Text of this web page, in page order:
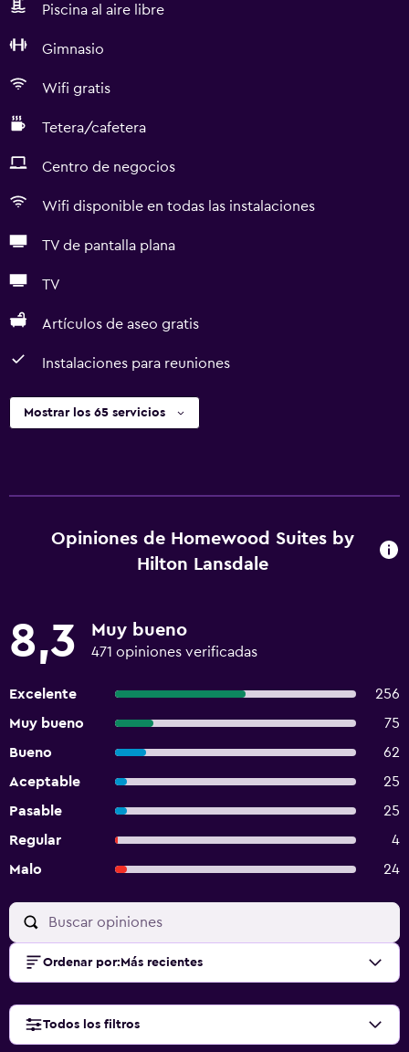
Piscina al aire libre
Gimnasio
Wifi gratis
Tetera/cafetera
Centro de negocios
Wifi disponible en todas las instalaciones
TV de pantalla plana
TV
Artículos de aseo gratis
Instalaciones para reuniones
Mostrar los 65 servicios
Opiniones de Homewood Suites by
Hilton Lansdale
8,3 Muy bueno
471 opiniones verificadas
Excelente
256
Muy bueno
75
Bueno
62
Aceptable
25
Pasable
25
Regular
4
Malo
24
Ordenar por: Más recientes
Todos los filtros